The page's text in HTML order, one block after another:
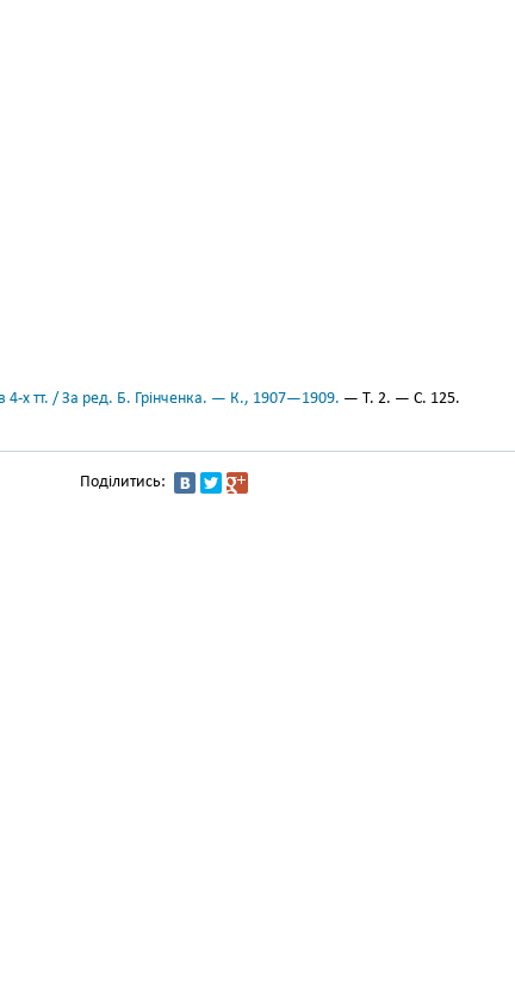
4-х тт. / За ред. Б. Грінченка. — К., 1907—1909. — Т. 2. — С. 125.
Поділитись: